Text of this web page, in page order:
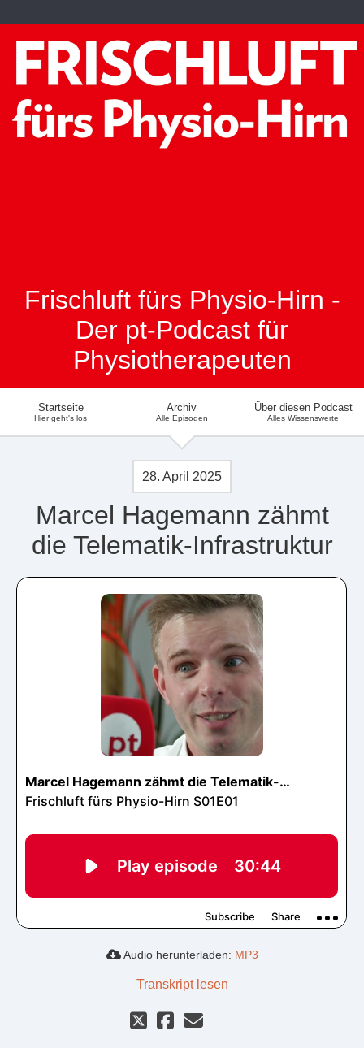
Frischluft fürs Physio-Hirn -
Der pt-Podcast für
Physiotherapeuten
Startseite
Hier geht's los
Archiv
Alle Episoden
Über diesen Podcast
Alles Wissenswerte
28. April 2025
Marcel Hagemann zähmt
die Telematik-Infrastruktur
Audio herunterladen: MP3
Transkript lesen